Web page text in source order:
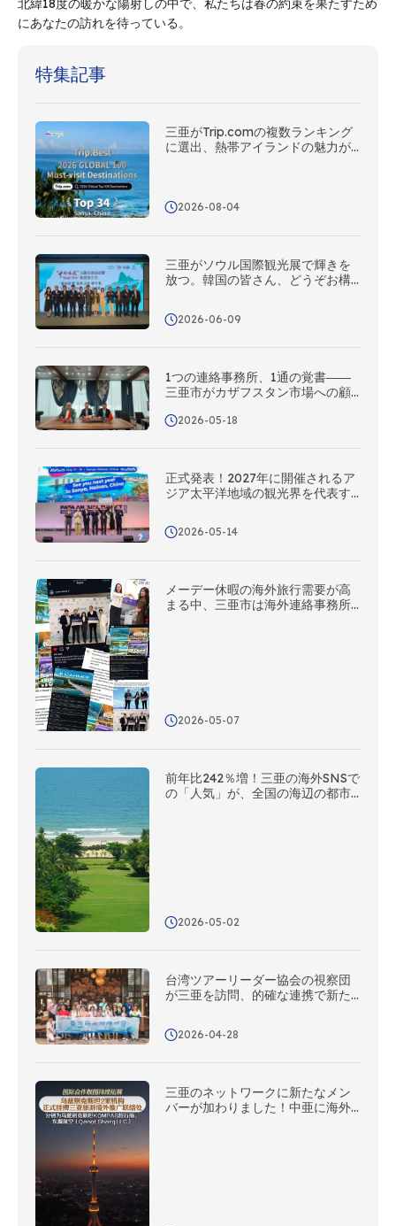
にあなたの訪れを待っている。
特集記事
三亜がTrip.comの複数ランキング
に選出、熱帯アイランドの魅力が
2026-08-04
三亜がソウル国際観光展で輝きを
放つ。韓国の皆さん、どうぞお構
へ誘います！
2026-06-09
1つの連絡事務所、1通の覚書――
三亜市がカザフスタン市場への顧
けるマーケティング・プロモーシ
2026-05-18
正式発表！2027年に開催されるア
ジア太平洋地域の観光界を代表す
いしましょう！
2026-05-14
メーデー休暇の海外旅行需要が高
まる中、三亜市は海外連絡事務所
2026-05-07
前年比242％増！三亜の海外SNSで
の「人気」が、全国の海辺の都市
2026-05-02
台湾ツアーリーダー協会の視察団
が三亜を訪問、的確な連携で新た
2026-04-28
三亜のネットワークに新たなメン
バーが加わりました！中亜に海外